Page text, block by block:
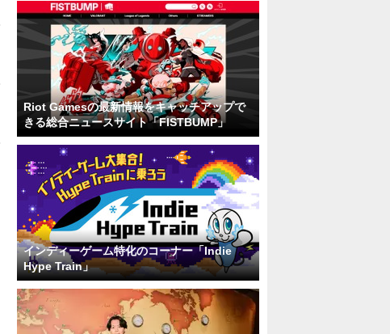
Riot Gamesの最新情報をキャッチアップで
きる総合ニュースサイト「FISTBUMP」
インディーゲーム特化のコーナー「Indie
Hype Train」